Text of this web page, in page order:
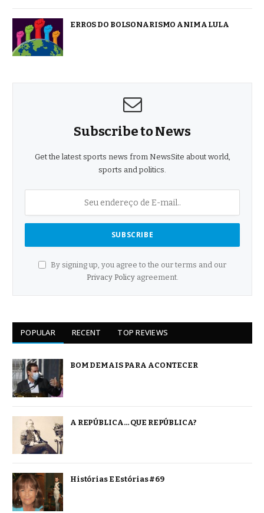
ERROS DO BOLSONARISMO ANIMA LULA
Subscribe to News
Get the latest sports news from NewsSite about world,
sports and politics.
By signing up, you agree to the our terms and our
Privacy Policyagreement.
POPULAR RECENT TOP REVIEWS
BOM DEMAIS PARA ACONTECER
A REPÚBLICA… QUE REPÚBLICA?
Histórias E Estórias #69